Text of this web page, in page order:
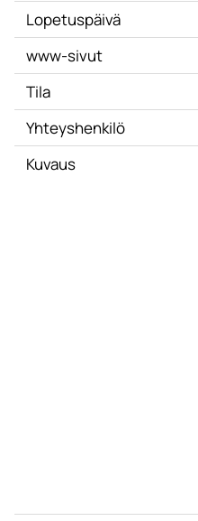
Lopetuspäivä
www-sivut
Tila
Yhteyshenkilö
Kuvaus